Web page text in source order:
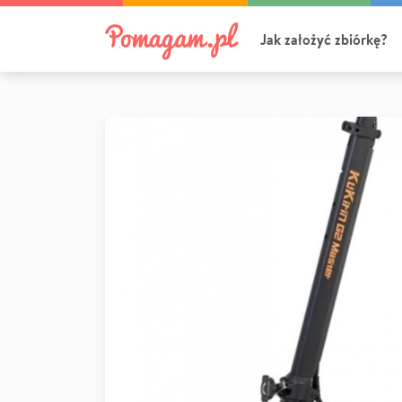
Jak założyć zbiórkę?